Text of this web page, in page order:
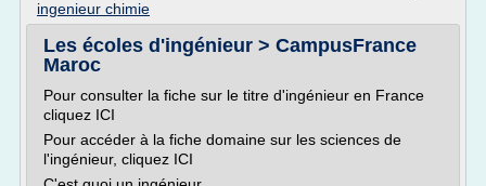
ingenieur chimie
Les écoles d'ingénieur > CampusFrance
Maroc
Pour consulter la fiche sur le titre d'ingénieur en France
cliquez ICI
Pour accéder à la fiche domaine sur les sciences de
l'ingénieur, cliquez ICI